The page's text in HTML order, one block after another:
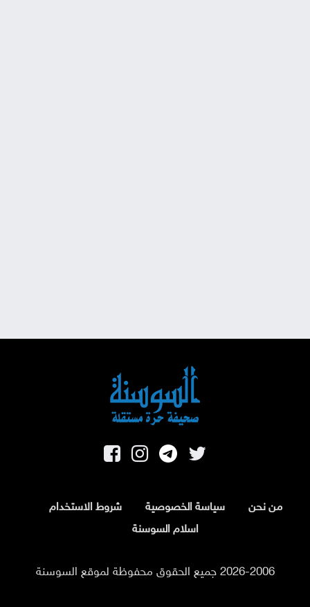
من نحن سياسة الخصوصية
شروط الاستخدام
اسلام السوسنة
2026-2006 جميع الحقوق محفوظة لموقع السوسنة